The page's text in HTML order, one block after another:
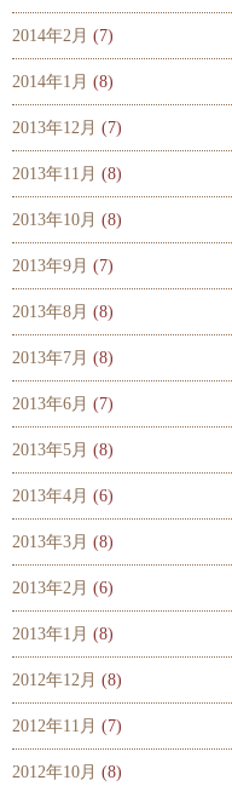
2014年2月 (7)
2014年1月 (8)
2013年12月 (7)
2013年11月 (8)
2013年10月 (8)
2013年9月 (7)
2013年8月 (8)
2013年7月 (8)
2013年6月 (7)
2013年5月 (8)
2013年4月 (6)
2013年3月 (8)
2013年2月 (6)
2013年1月 (8)
2012年12月 (8)
2012年11月 (7)
2012年10月 (8)